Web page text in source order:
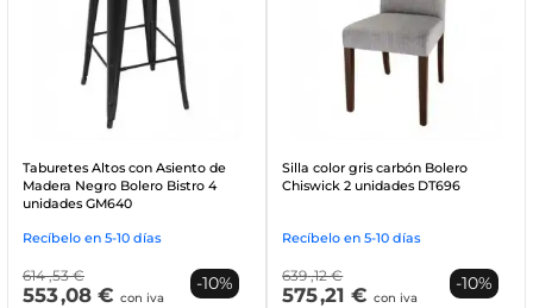
Taburetes Altos con Asiento de
Madera Negro Bolero Bistro 4
unidades GM640
Recíbelo en 5-10 días
614 ,53 €
553,08 € con iva
-10%
Silla color gris carbón Bolero
Chiswick 2 unidades DT696
Recíbelo en 5-10 días
639 ,12 €
575,21 € con iva
-10%